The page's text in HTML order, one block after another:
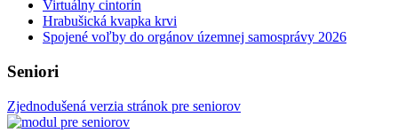
Virtuálny cintorín
Hrabušická kvapka krvi
Spojené voľby do orgánov územnej samosprávy 2026
Seniori
Zjednodušená verzia stránok pre seniorov